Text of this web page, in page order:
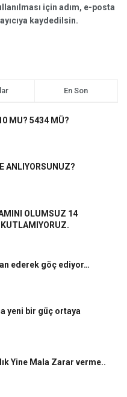
için adım, e-posta
kaydedilsin.
En Son
MU? 5434 MÜ?
ANLIYORSUNUZ?
OLUMSUZ 14
KUTLAMIYORUZ.
ederek göç ediyor…
yeni bir güç ortaya
Yine Mala Zarar verme..